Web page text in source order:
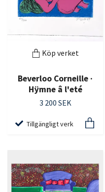
Köp verket
Beverloo Corneille ·
Hÿmne â l'eté
3 200 SEK
Tillgängligt verk